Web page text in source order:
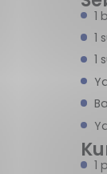
1
1
1
1